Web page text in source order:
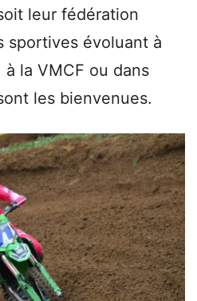
leur fédération
sportives évoluant à
à la VMCF ou dans
les bienvenues.